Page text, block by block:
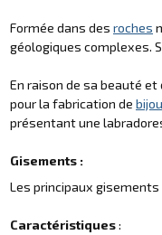
Formée dans des roches
géologiques complexes.
En raison de sa beauté
pour la fabrication de
présentant une
Gisements :
Les principaux
Caractéristiques: